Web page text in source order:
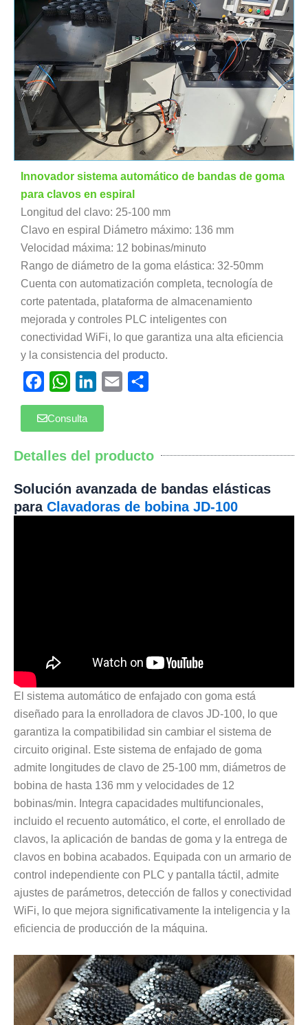
Innovador sistema automático de bandas de goma
para clavos en espiral
Longitud del clavo: 25-100 mm
Clavo en espiral Diámetro máximo: 136 mm
Velocidad máxima: 12 bobinas/minuto
Rango de diámetro de la goma elástica: 32-50mm
Cuenta con automatización completa, tecnología de
corte patentada, plataforma de almacenamiento
mejorada y controles PLC inteligentes con
conectividad WiFi, lo que garantiza una alta eficiencia
y la consistencia del producto.
FacebookWhatsAppLinkedIn
Email
Consulta
Detalles del producto
Solución avanzada de bandas elásticas
para Clavadoras de bobina JD-100
El sistema automático de enfajado con goma está
diseñado para la enrolladora de clavos JD-100, lo que
garantiza la compatibilidad sin cambiar el sistema de
circuito original. Este sistema de enfajado de goma
admite longitudes de clavo de 25-100 mm, diámetros de
bobina de hasta 136 mm y velocidades de 12
bobinas/min. Integra capacidades multifuncionales,
incluido el recuento automático, el corte, el enrollado de
clavos, la aplicación de bandas de goma y la entrega de
clavos en bobina acabados. Equipada con un armario de
control independiente con PLC y pantalla táctil, admite
ajustes de parámetros, detección de fallos y conectividad
WiFi, lo que mejora significativamente la inteligencia y la
eficiencia de producción de la máquina.